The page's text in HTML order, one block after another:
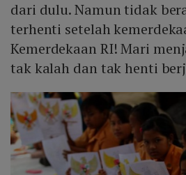
dari dulu. Namun tidak
terhenti setelah
Kemerdekaan RI! Mari
tak kalah dan tak henti